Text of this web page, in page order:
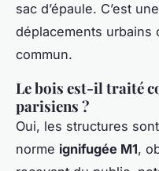
sac d’épaule. C’est
déplacements urbains
commun.
Le bois est-il traité
parisiens ?
Oui, les structures
norme ignifugée M1,